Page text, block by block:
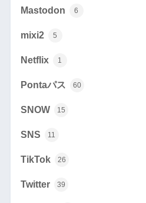
Mastodon 6
mixi2 5
Netflix 1
Pontaパス 60
SNOW 15
SNS 11
TikTok 26
Twitter 39